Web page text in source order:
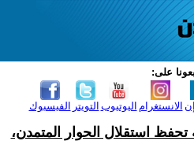
على:
الفيسبوك التويتر اليوتيوب الانستغرام
تحفظ استقلال الحوار المتمدن،